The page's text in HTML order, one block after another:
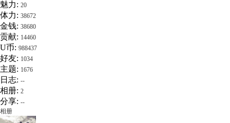
魅力: 20
体力: 38672
金钱: 38680
贡献: 14460
U币: 988437
好友: 1034
主题: 1676
日志: --
相册: 2
分享: --
相册